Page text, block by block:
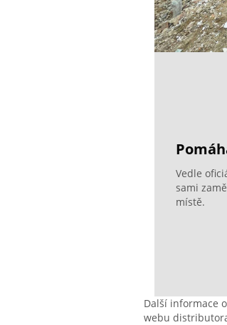
Vedle
sami
místě.
Další informace
webu